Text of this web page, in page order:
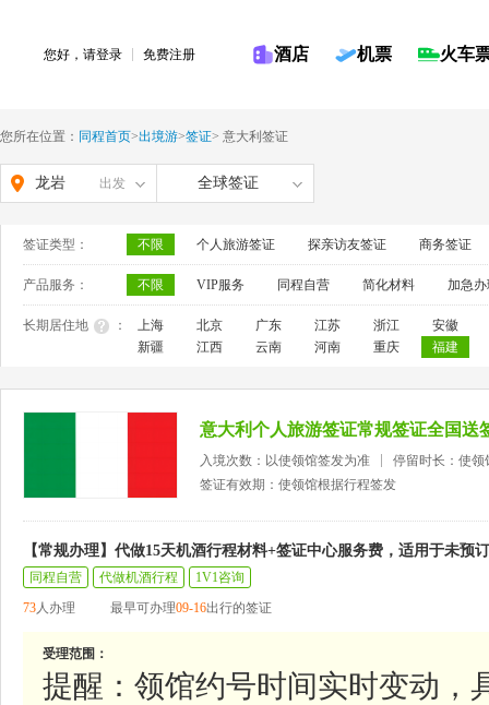
您好，请登录 免费注册 酒店 机票 火车
您所在位置： 同程首页>出境游>签证> 意大利签证
龙岩 出发 全球签证
签证类型： 不限 个人旅游签证 探亲访友签证 商务签证
产品服务： 不限 VIP服务 同程自营 简化材料 加急
长期居住地 ： 上海 北京 广东 江苏 浙江
安徽
新疆
江西 云南 河南 重庆 福建
意大利个人旅游签证常规签证全国送
入境次数：以使领馆签发为准
停留时长：使领
签证有效期：使领馆根据行程签发
【常规办理】代做15天机酒行程材料+签证中心服务费，适用于未预
同程自营 代做机酒行程
1V1咨询
73人办理 最早可办理09-16出行的签证
受理范围：
提醒：领馆约号时间实时变动，